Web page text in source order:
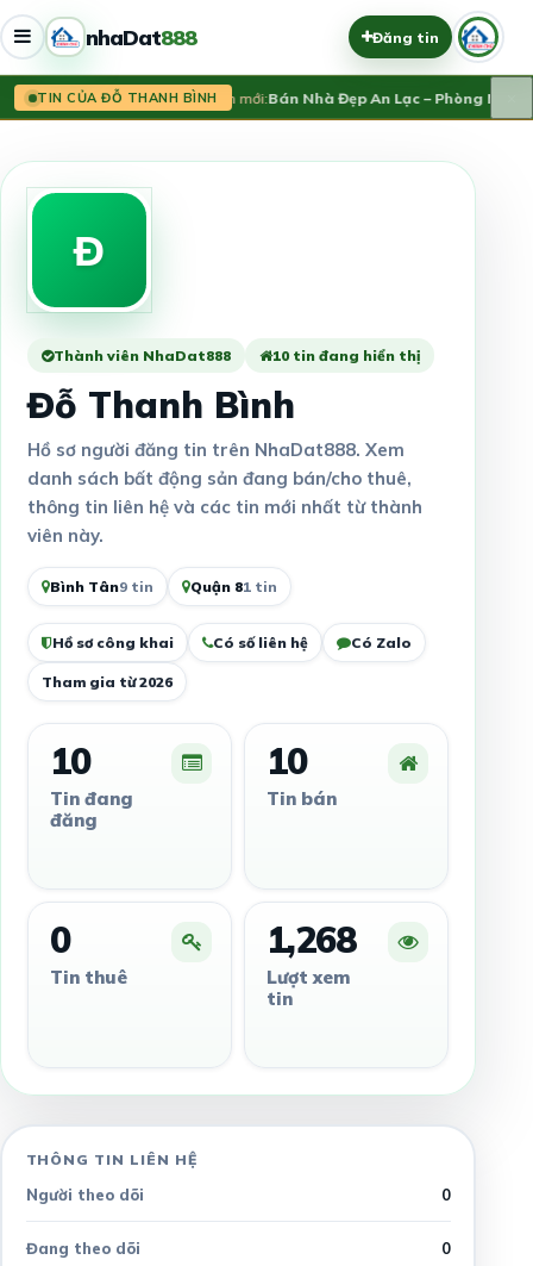
nhaDat888 Đăng tin
TIN CỦA ĐỖ THANH BÌNHTin mới:Bán Nhà Đẹp An Lạc – Phòng
Đ
Thành viên NhaDat888 10 tin đang hiển thị
Đỗ Thanh Bình
Hồ sơ người đăng tin trên NhaDat888. Xem
danh sách bất động sản đang bán/cho thuê,
thông tin liên hệ và các tin mới nhất từ thành
viên này.
Bình Tân9 tin Quận 81 tin
Hồ sơ công khai Có số liên hệ Có Zalo
Tham gia từ 2026
10
Tin đang
đăng
10
Tin bán
0
Tin thuê
1,268
Lượt xem
tin
THÔNG TIN LIÊN HỆ
Người theo dõi 0
Đang theo dõi 0